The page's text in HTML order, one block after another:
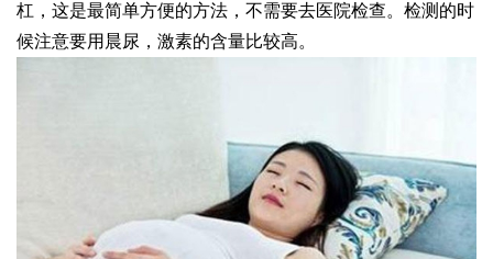
杠，这是最简单方便的方法，不需要去医院检查。检测的时
候注意要用晨尿，激素的含量比较高。